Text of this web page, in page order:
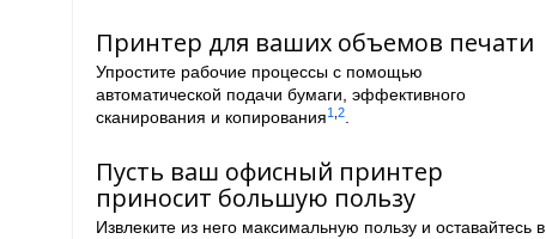
Принтер для ваших объемов печати
Упростите рабочие процессы с помощью
автоматической подачи бумаги, эффективного
сканирования и копирования1 ,2.
Пусть ваш офисный принтер
приносит большую пользу
Извлеките из него максимальную пользу и оставайтесь в